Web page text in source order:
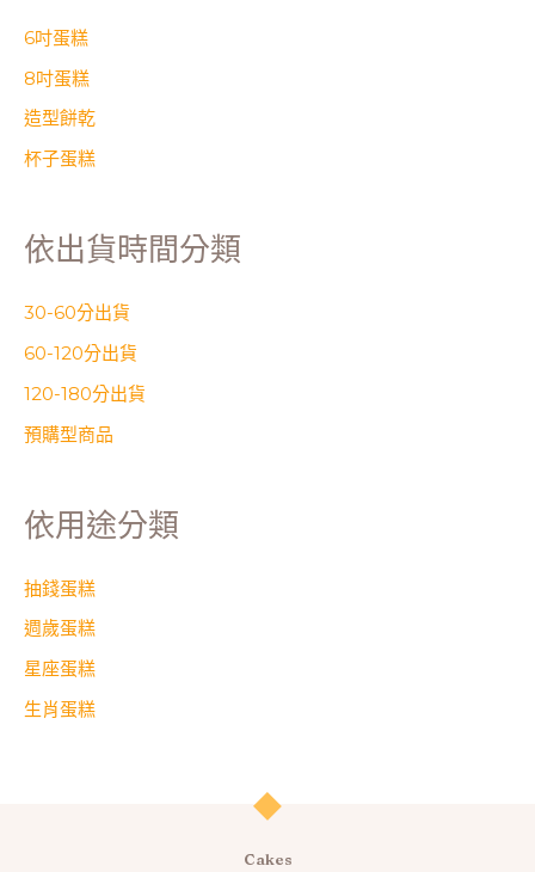
6吋蛋糕
8吋蛋糕
造型餅乾
杯子蛋糕
依出貨時間分類
30-60分出貨
60-120分出貨
120-180分出貨
預購型商品
依用途分類
抽錢蛋糕
週歲蛋糕
星座蛋糕
生肖蛋糕
Cakes